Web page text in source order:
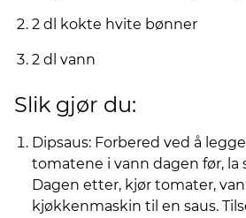
2 dl kokte hvite bønner
2 dl vann
Slik gjør du:
Dipsaus: Forbered ved å
tomatene i vann dagen før, la
Dagen etter, kjør tomater,
kjøkkenmaskin til en saus.